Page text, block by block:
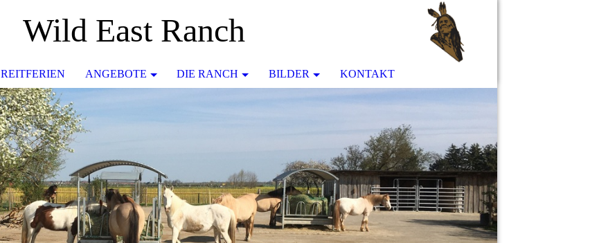
Wild East Ranch
REITFERIEN ANGEBOTE DIE RANCH BILDER KONTAKT